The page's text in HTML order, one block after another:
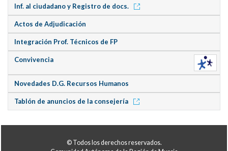
Inf. al ciudadano y Registro de docs.
Actos de Adjudicación
Integración Prof. Técnicos de FP
Convivencia
Novedades D.G. Recursos Humanos
Tablón de anuncios de la consejería
© Todos los derechos reservados.